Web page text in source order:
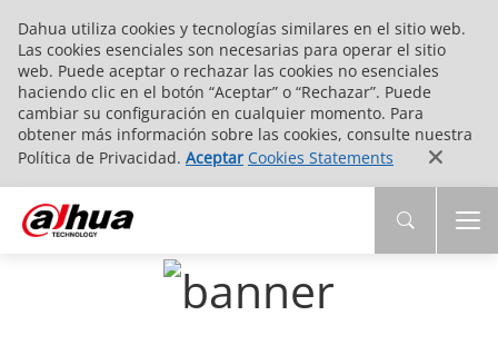
Dahua utiliza cookies y tecnologías similares en el sitio web.
Las cookies esenciales son necesarias para operar el sitio
web. Puede aceptar o rechazar las cookies no esenciales
haciendo clic en el botón “Aceptar” o “Rechazar”. Puede
cambiar su configuración en cualquier momento. Para
obtener más información sobre las cookies, consulte nuestra
Política de Privacidad. Aceptar Cookies Statements